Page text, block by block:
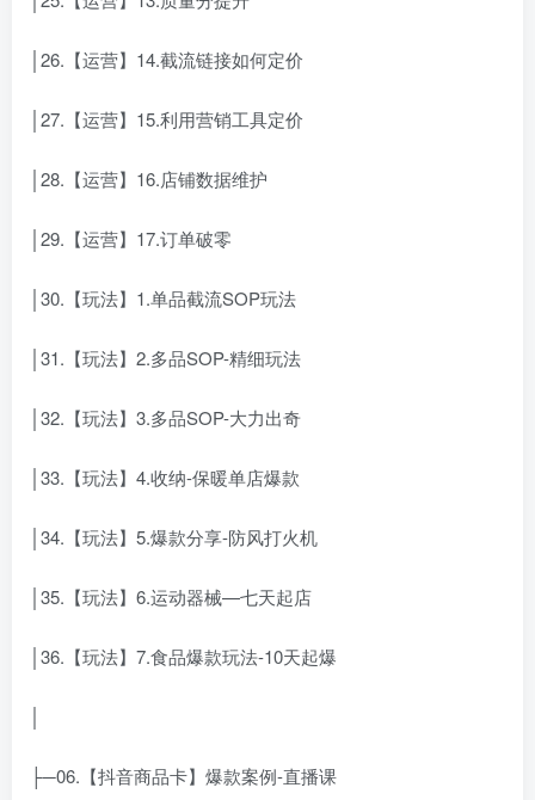
│26.【运营】14.截流链接如何定价
│27.【运营】15.利用营销工具定价
│28.【运营】16.店铺数据维护
│29.【运营】17.订单破零
│30.【玩法】1.单品截流SOP玩法
│31.【玩法】2.多品SOP-精细玩法
│32.【玩法】3.多品SOP-大力出奇
│33.【玩法】4.收纳-保暖单店爆款
│34.【玩法】5.爆款分享-防风打火机
│35.【玩法】6.运动器械—七天起店
│36.【玩法】7.食品爆款玩法-10天起爆
├─06.【抖音商品卡】爆款案例-直播课